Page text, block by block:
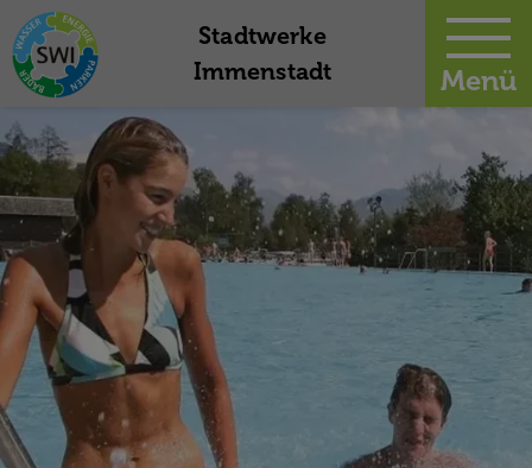
Menü
Stadtwerke
Immenstadt